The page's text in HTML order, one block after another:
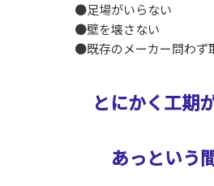
●足場がいらない
●壁を壊さない
●既存のメーカー問わず
とにかく工期
あっという